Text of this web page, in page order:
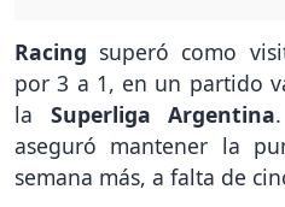
Racing superó como
por 3 a 1, en un partido
la Superliga Argentina
aseguró mantener la
semana más, a falta de